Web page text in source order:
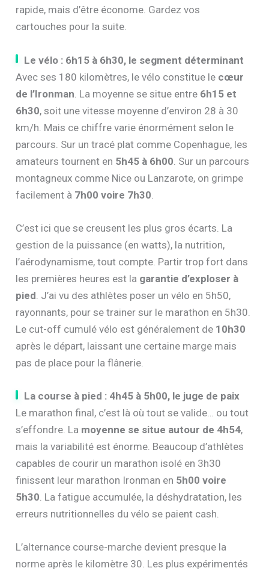
rapide, mais d’être économe. Gardez vos
cartouches pour la suite.
Le vélo : 6h15 à 6h30, le segment déterminant
Avec ses 180 kilomètres, le vélo constitue le cœur
de l’Ironman . La moyenne se situe entre 6h15 et
6h30, soit une vitesse moyenne d’environ 28 à 30
km/h. Mais ce chiffre varie énormément selon le
parcours. Sur un tracé plat comme Copenhague, les
amateurs tournent en 5h45 à 6h00 . Sur un parcours
montagneux comme Nice ou Lanzarote, on grimpe
facilement à 7h00 voire 7h30
C’est ici que se creusent les plus gros écarts. La
gestion de la puissance (en watts), la nutrition,
l’aérodynamisme, tout compte. Partir trop fort dans
les premières heures est la garantie d’exploser à
pied . J’ai vu des athlètes poser un vélo en 5h50,
rayonnants, pour se trainer sur le marathon en 5h30.
Le cut-off cumulé vélo est généralement de 10h30
après le départ, laissant une certaine marge mais
pas de place pour la flânerie.
La course à pied : 4h45 à 5h00, le juge de paix
Le marathon final, c’est là où tout se valide… ou tout
s’effondre. La moyenne se situe autour de 4h54,
mais la variabilité est énorme. Beaucoup d’athlètes
capables de courir un marathon isolé en 3h30
finissent leur marathon Ironman en 5h00 voire
5h30 . La fatigue accumulée, la déshydratation, les
erreurs nutritionnelles du vélo se paient cash.
L’alternance course-marche devient presque la
norme après le kilomètre 30. Les plus expérimentés